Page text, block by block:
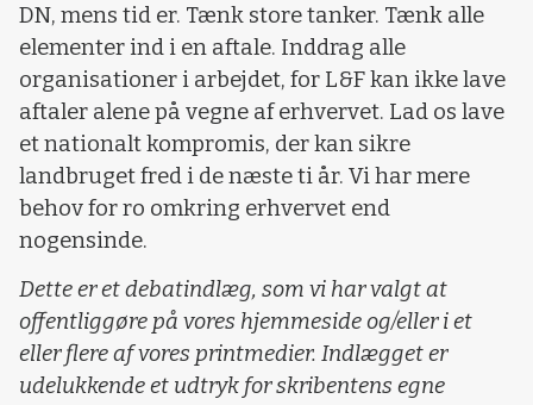
DN, mens tid er. Tænk store tanker. Tænk alle
elementer ind i en aftale. Inddrag alle
organisationer i arbejdet, for L&F kan ikke lave
aftaler alene på vegne af erhvervet. Lad os lave
et nationalt kompromis, der kan sikre
landbruget fred i de næste ti år. Vi har mere
behov for ro omkring erhvervet end
nogensinde.
Dette er et debatindlæg, som vi har valgt at
offentliggøre på vores hjemmeside og/eller i et
eller flere af vores printmedier. Indlægget er
udelukkende et udtryk for skribentens egne